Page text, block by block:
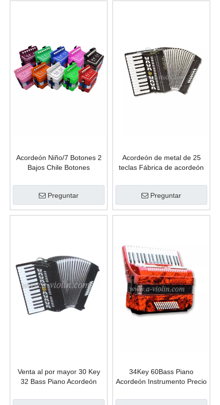
Acordeón Niño/7 Botones 2
Bajos Chile Botones
Preguntar
Acordeón de metal de 25
teclas Fábrica de acordeón
(K2516)
Preguntar
Venta al por mayor 30 Key
32 Bass Piano Acordeón
34Key 60Bass Piano
Acordeón Instrumento Precio